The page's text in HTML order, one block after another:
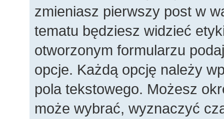
zmieniasz pierwszy post w
tematu będziesz widzieć
otworzonym formularzu
opcje. Każdą opcję należy
pola tekstowego. Możesz
może wybrać, wyznaczyć